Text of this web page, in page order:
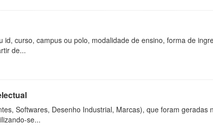
curso, campus ou polo, modalidade de ensino, forma de
de...
Softwares, Desenho Industrial, Marcas), que foram geradas
se...